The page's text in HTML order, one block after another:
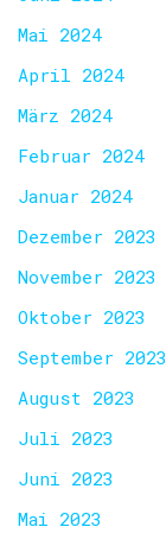
Mai 2024
April 2024
März 2024
Februar 2024
Januar 2024
Dezember 2023
November 2023
Oktober 2023
September 2023
August 2023
Juli 2023
Juni 2023
Mai 2023